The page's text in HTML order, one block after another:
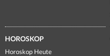
HOROSKOP
Horoskop Heute